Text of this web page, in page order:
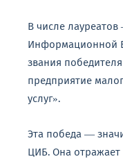
Вчислелауреатов
Информационной
звания победителя
предприятие
услуг».
Эта победа—
ЦИБ. Она отражает